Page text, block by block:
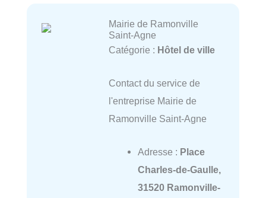
Mairie de Ramonville
Saint-Agne
Catégorie : Hôtel de ville
Contact du service de
l'entreprise Mairie de
Ramonville Saint-Agne
Adresse : Place
Charles-de-Gaulle,
31520 Ramonville-